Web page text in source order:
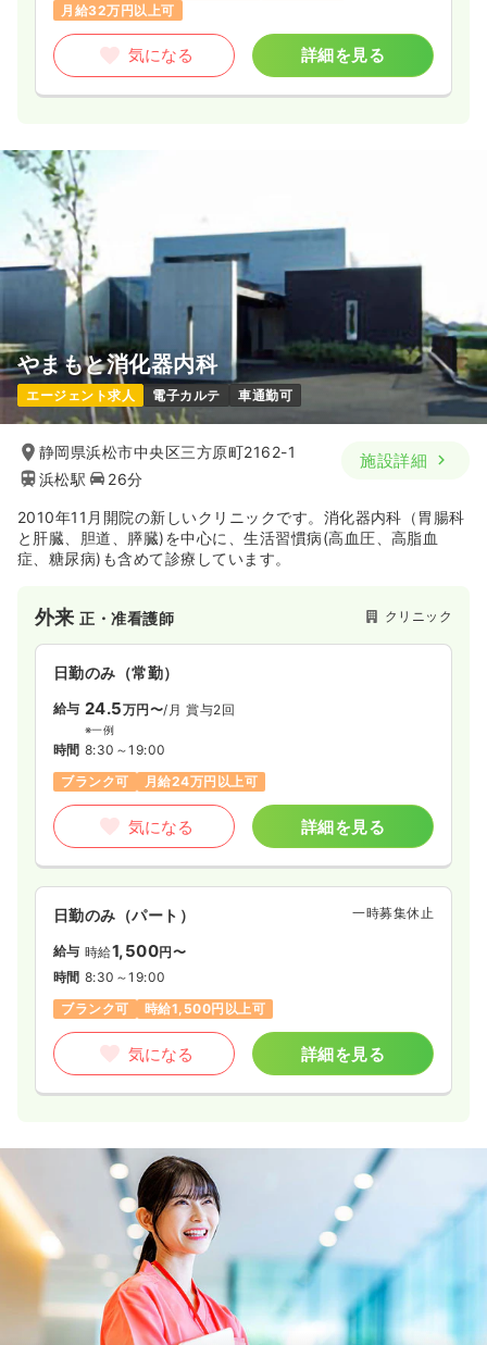
月給32万円以上可
気になる 詳細を見る
やまもと消化器内科
エージェント求人 電子カルテ 車通勤可
静岡県浜松市中央区三方原町2162-1
浜松駅
26分
施設詳細
2010年11月開院の新しいクリニックです。消化器内科（胃腸科
と肝臓、胆道、膵臓)を中心に、生活習慣病(高血圧、高脂血
症、糖尿病)も含めて診療しています。
外来正・准看護師 クリニック
日勤のみ（常勤）
給与 24.5万円〜/月 賞与2回
※一例
時間 8:30～19:00
ブランク可
月給24万円以上可
気になる 詳細を見る
日勤のみ（パート） 一時募集休止
給与 時給1,500円〜
時間 8:30～19:00
ブランク可
時給1,500円以上可
気になる 詳細を見る